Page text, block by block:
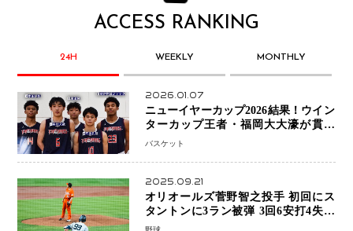
ACCESS RANKING
24H WEEKLY MONTHLY
2026.01.07
ニューイヤーカップ2026結果！ウイン
ターカップ王者・福岡大大濠が貫禄
V！ 東山は“背番号継承”で新たな物語
バスケット
2025.09.21
オリオールズ菅野智之投手 初回にス
タントンに3ラン被弾 3回6安打4失点
で降板